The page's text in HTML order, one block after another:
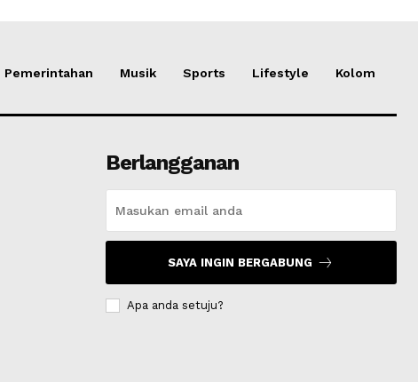
Pemerintahan Musik Sports Lifestyle Kolom
Berlangganan
SAYA INGIN BERGABUNG
Apa anda setuju?